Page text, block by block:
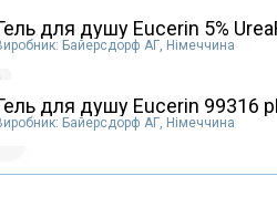
для душу Eucerin 5%
Байерсдорф АГ, Німеччина
для душу Eucerin 99316
Байерсдорф АГ, Німеччина